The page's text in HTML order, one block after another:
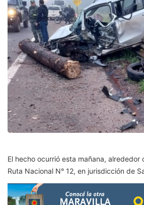
El hecho ocurrió esta mañana, alrededor
Ruta Nacional N° 12, en jurisdicción de